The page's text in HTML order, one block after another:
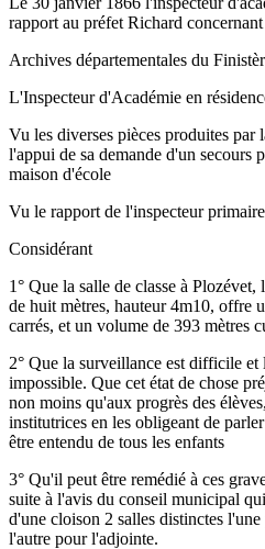
rapport au préfet Richard
Archives départementales du
L'Inspecteur d'Académie en
Vu les diverses pièces produites par
l'appui de sa demande d'un secours
maison d'école
Vu le rapport de l'inspecteur primaire
Considérant
1° Que la salle de classe à
de huit mètres, hauteur 4m10, offre
carrés, et un volume de 393 mètres
2° Que la surveillance est difficile et
impossible. Que cet état de chose
non moins qu'aux progrès des
institutrices en les obligeant de
être entendu de tous les enfants
3° Qu'il peut être remédié à ces
suite à l'avis du conseil municipal
d'une cloison 2 salles distinctes
l'autre pour l'adjointe.